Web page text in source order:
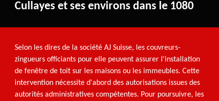
Cullayes et ses environs dans le 1080
Selon les dires de la société AJ Suisse, les couvreurs-
zingueurs officiants pour elle peuvent assurer l'installation
de fenêtre de toit sur les maisons ou les immeubles. Cette
intervention nécessite d'abord des autorisations issues des
autorités administratives compétentes. Pour poursuivre, les